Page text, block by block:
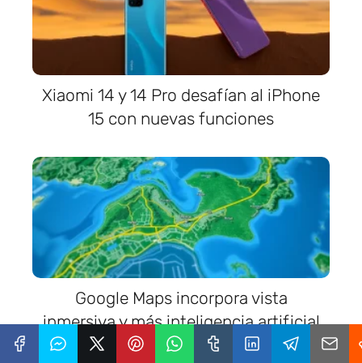
Xiaomi 14 y 14 Pro desafían al iPhone
15 con nuevas funciones
Google Maps incorpora vista
inmersiva y más inteligencia artificial